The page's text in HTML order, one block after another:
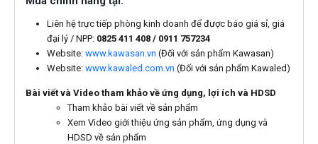
Liên hệ trực tiếp phòng kinh doanh để được báo giá sỉ, giá
đại lý / NPP: 0825 411 408 / 0911 757234
Website:www.kawasan.vn (Đối với sản phẩm Kawasan)
Website:www.kawaled.com.vn (Đối với sản phẩm Kawaled)
Bài viết và Video tham khảo về ứng dụng, lợi ích và HDSD
Tham khảo bài viết về sản phẩm
Xem Video giới thiệu ứng sản phẩm, ứng dụng và
HDSD về sản phẩm